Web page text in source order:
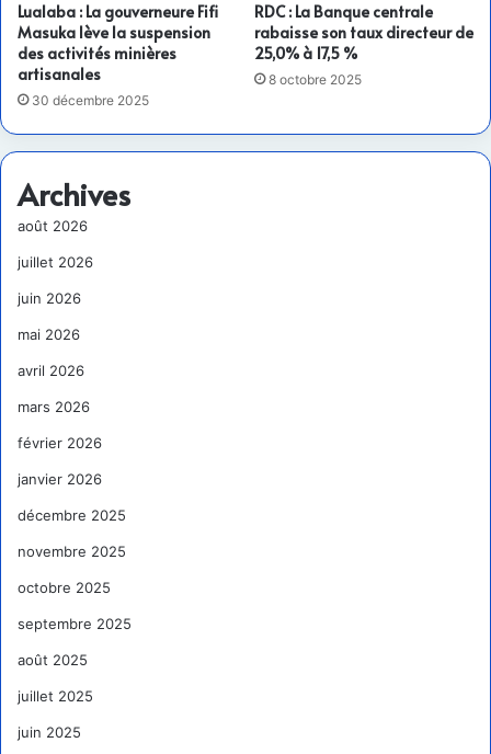
Lualaba : La gouverneure Fifi
Masuka lève la suspension
des activités minières
artisanales
30 décembre 2025
RDC : La Banque centrale
rabaisse son taux directeur de
25,0% à 17,5 %
8 octobre 2025
Archives
août 2026
juillet 2026
juin 2026
mai 2026
avril 2026
mars 2026
février 2026
janvier 2026
décembre 2025
novembre 2025
octobre 2025
septembre 2025
août 2025
juillet 2025
juin 2025